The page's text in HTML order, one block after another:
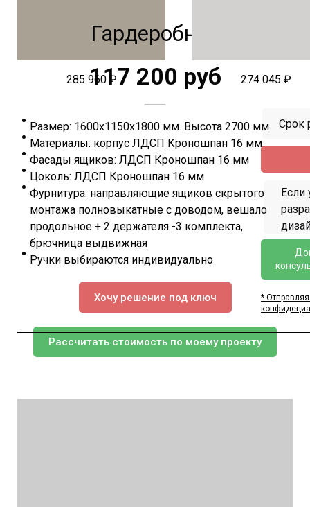
Срок
Если
*
274 045 ₽
285 960 ₽
Гардеробная
117 200 руб
Размер: 1600х1150х1800 мм. Высота 2700 мм
Материалы: корпус ЛДСП Кроношпан 16 мм
Фасады ящиков: ЛДСП Кроношпан 16 мм
Цоколь: ЛДСП Кроношпан 16 мм
Фурнитура: направляющие ящиков скрытого
монтажа полновыкатные с доводом, вешало
продольное + 2 держателя -3 комплекта,
брючница выдвижная
Ручки выбираются индивидуально
Хочу решение под ключ
Рассчитать стоимость по моему проекту